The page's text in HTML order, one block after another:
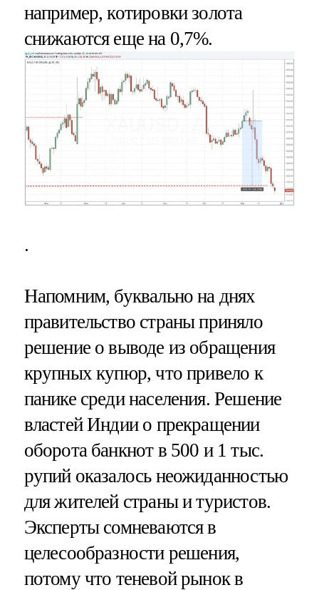
например, котировки золота
снижаются еще на 0,7%.
.
Напомним, буквально на днях
правительство страны приняло
решение о выводе из обращения
крупных купюр, что привело к
панике среди населения. Решение
властей Индии о прекращении
оборота банкнот в 500 и 1 тыс.
рупий оказалось неожиданностью
для жителей страны и туристов.
Эксперты сомневаются в
целесообразности решения,
потому что теневой рынок в